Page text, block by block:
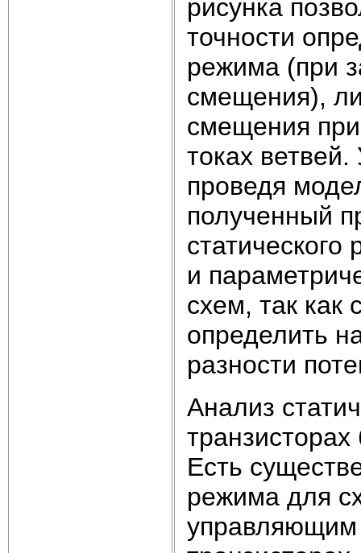
рисунка
точности
режима (при
смещения),
смещения
токах
проведя
полученный
и
схем, так как
определить
разности
Анализ
Есть
режима для
управляющим